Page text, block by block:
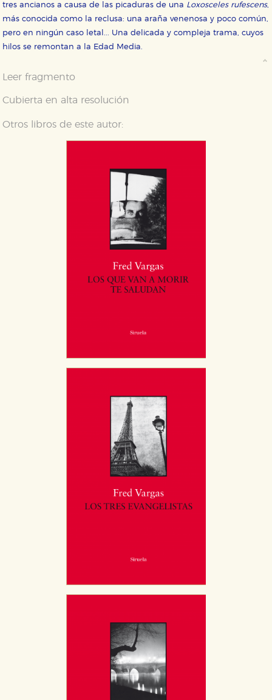
tres ancianos a causa de las picaduras de una Loxosceles rufescens,
más conocida como la reclusa: una araña venenosa y poco común,
pero en ningún caso letal... Una delicada y compleja trama, cuyos
hilos se remontan a la Edad Media.
Leer fragmento
Cubierta en alta resolución
Otros libros de este autor: